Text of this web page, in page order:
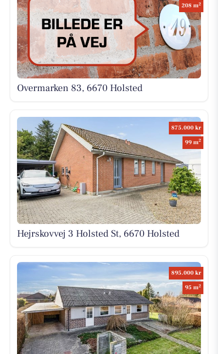
208 m2
Overmarken 83, 6670 Holsted
875.000 kr
99 m2
Hejrskovvej 3 Holsted St, 6670 Holsted
895.000 kr
95 m2